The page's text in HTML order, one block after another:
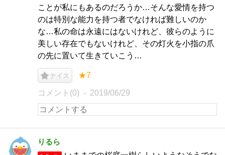
ことが私にもあるのだろうか…そんな愛情を持つ
のは特別な能力を持つ者でなければ難しいのか
な…私の命は永遠にはないけれど、彼らのように
美しい存在でもないけれど、その灯火を小指の爪
の先に置いて生きていこう…
ナイス ★7
コメント(0) 2019/06/29
りるら